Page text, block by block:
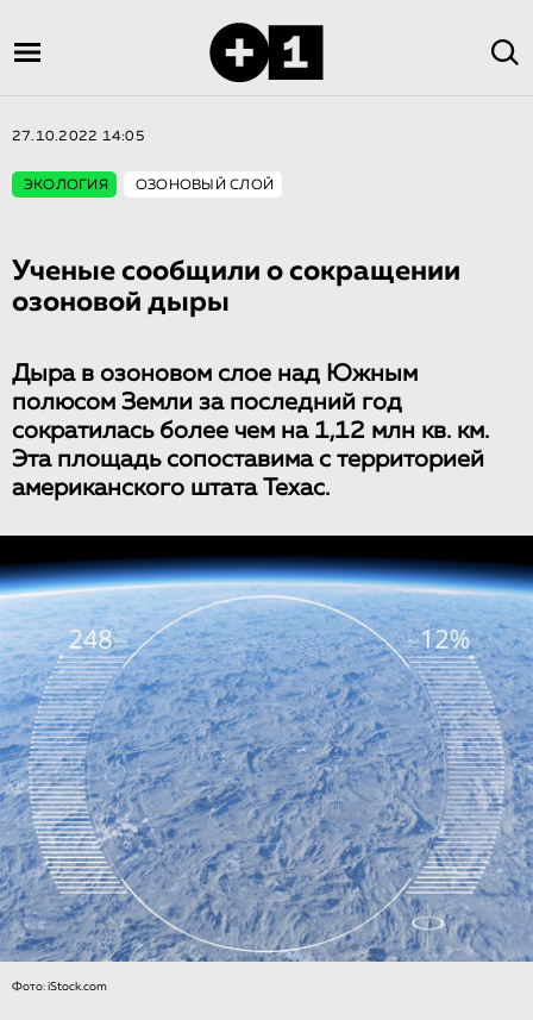
27.10.2022 14:05
ЭКОЛОГИЯ ОЗОНОВЫЙ СЛОЙ
Ученые сообщили о сокращении
озоновой дыры
Дыра в озоновом слое над Южным
полюсом Земли за последний год
сократилась более чем на 1,12 млн кв. км.
Эта площадь сопоставима с территорией
американского штата Техас.
Фото: iStock.com